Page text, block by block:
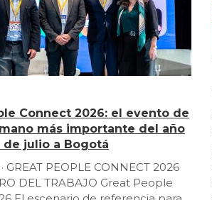
Connect 2026: el evento de
más importante del año
de julio a Bogotá
GREAT PEOPLE CONNECT 2026
DEL TRABAJO Great People